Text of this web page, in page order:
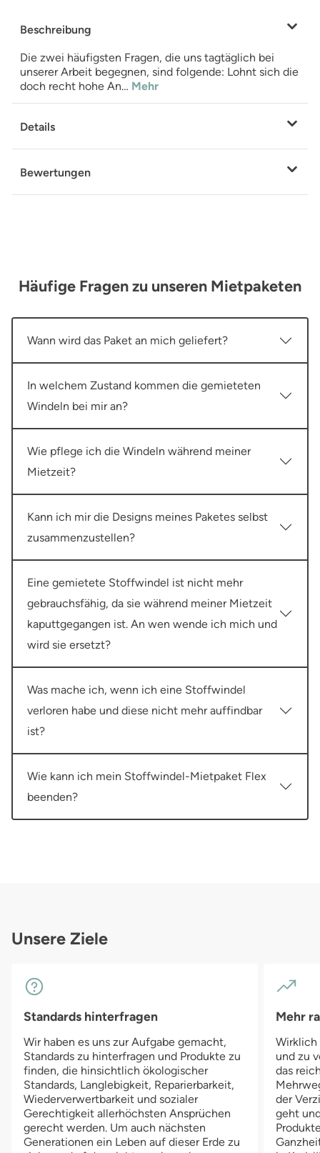
Beschreibung
Die zwei häufigsten Fragen, die uns tagtäglich bei
unserer Arbeit begegnen, sind folgende: Lohnt sich die
doch recht hohe An… Mehr
Details
Bewertungen
Häufige Fragen zu unseren Mietpaketen
Wann wird das Paket an mich geliefert?
In welchem Zustand kommen die gemieteten
Windeln bei mir an?
Wie pflege ich die Windeln während meiner
Mietzeit?
Kann ich mir die Designs meines Paketes selbst
zusammenzustellen?
Eine gemietete Stoffwindel ist nicht mehr
gebrauchsfähig, da sie während meiner Mietzeit
kaputtgegangen ist. An wen wende ich mich und
wird sie ersetzt?
Was mache ich, wenn ich eine Stoffwindel
verloren habe und diese nicht mehr auffindbar
ist?
Wie kann ich mein Stoffwindel-Mietpaket Flex
beenden?
Unsere Ziele
Standards hinterfragen
Wir haben es uns zur Aufgabe gemacht,
Standards zu hinterfragen und Produkte zu
finden, die hinsichtlich ökologischer
Standards, Langlebigkeit, Reparierbarkeit,
Wiederverwertbarkeit und sozialer
Gerechtigkeit allerhöchsten Ansprüchen
gerecht werden. Um auch nächsten
Generationen ein Leben auf dieser Erde zu
Mehr
Wirklich
und zu
das
der
geht